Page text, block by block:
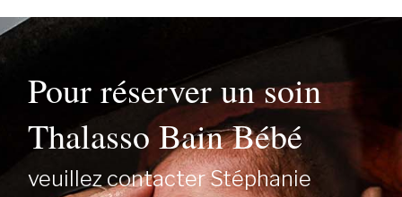
Pour réserver un soin
Thalasso Bain Bébé
veuillez contacter Stéphanie